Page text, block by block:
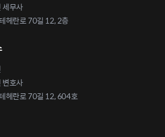
세무사
헤란로 70길 12, 2층
변호사
헤란로 70길 12, 604호